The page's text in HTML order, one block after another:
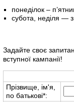
понеділок –
cубота, неділя —
Задайте своє
вступної кампанії!
Прізвище, ім'я,
по батькові*: